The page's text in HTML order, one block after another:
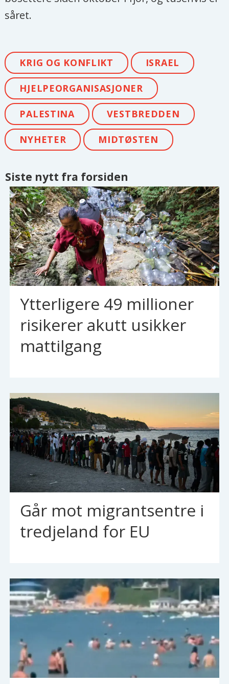
såret.
KRIG OG KONFLIKT ISRAEL
HJELPEORGANISASJONER
PALESTINA VESTBREDDEN
NYHETER MIDTØSTEN
Siste nytt fra forsiden
Ytterligere 49 millioner
risikerer akutt usikker
mattilgang
Går mot migrantsentre i
tredjeland for EU